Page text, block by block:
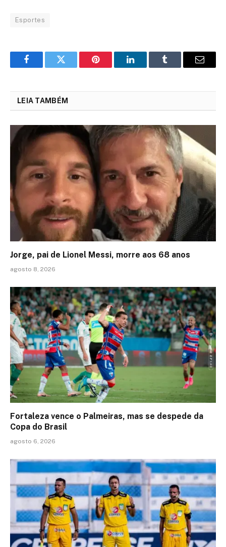
Esportes
FacebookTwitter Pinterest LinkedInTumblr Email
LEIA TAMBÉM
Jorge, pai de Lionel Messi, morre aos 68 anos
agosto 8, 2026
Fortaleza vence o Palmeiras, mas se despede da
Copa do Brasil
agosto 6, 2026